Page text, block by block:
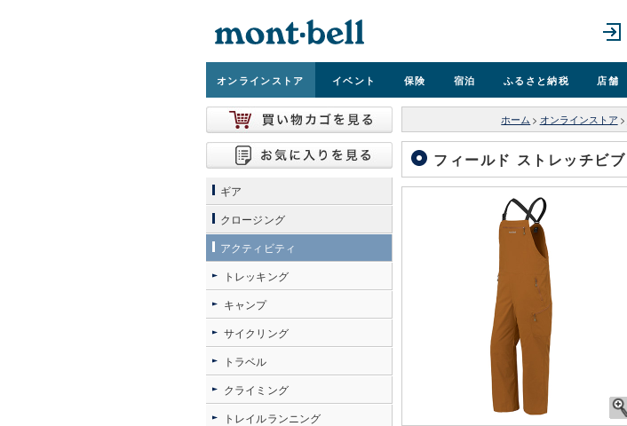
オンラインストア イベント 保険 宿泊 ふるさと納税 店舗
ホーム > オンラインストア >
フィールド ストレッチビブ
ギア
クロージング
アクティビティ
トレッキング
キャンプ
サイクリング
トラベル
クライミング
トレイルランニング